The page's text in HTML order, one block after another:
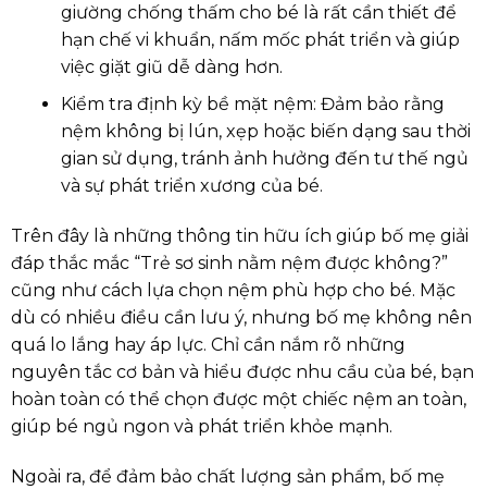
giường chống thấm cho bé là rất cần thiết để
hạn chế vi khuẩn, nấm mốc phát triển và giúp
việc giặt giũ dễ dàng hơn.
Kiểm tra định kỳ bề mặt nệm: Đảm bảo rằng
nệm không bị lún, xẹp hoặc biến dạng sau thời
gian sử dụng, tránh ảnh hưởng đến tư thế ngủ
và sự phát triển xương của bé.
Trên đây là những thông tin hữu ích giúp bố mẹ giải
đáp thắc mắc “Trẻ sơ sinh nằm nệm được không?”
cũng như cách lựa chọn nệm phù hợp cho bé. Mặc
dù có nhiều điều cần lưu ý, nhưng bố mẹ không nên
quá lo lắng hay áp lực. Chỉ cần nắm rõ những
nguyên tắc cơ bản và hiểu được nhu cầu của bé, bạn
hoàn toàn có thể chọn được một chiếc nệm an toàn,
giúp bé ngủ ngon và phát triển khỏe mạnh.
Ngoài ra, để đảm bảo chất lượng sản phẩm, bố mẹ